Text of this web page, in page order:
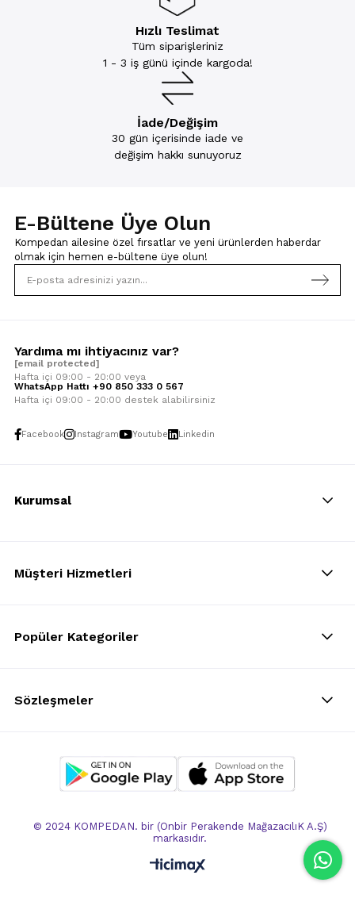
Hızlı Teslimat
Tüm siparişleriniz
1 - 3 iş günü içinde kargoda!
İade/Değişim
30 gün içerisinde iade ve
değişim hakkı sunuyoruz
E-Bültene Üye Olun
Kompedan ailesine özel fırsatlar ve yeni ürünlerden haberdar
olmak için hemen e-bültene üye olun!
Yardıma mı ihtiyacınız var?
[email protected]
Hafta içi 09:00 - 20:00 veya
WhatsApp Hattı +90 850 333 0 567
Hafta içi 09:00 - 20:00 destek alabilirsiniz
Facebook Instagram Youtube Linkedin
Kurumsal
Müşteri Hizmetleri
Popüler Kategoriler
Sözleşmeler
© 2024 KOMPEDAN. bir (Onbir Perakende MağazacılıK A.Ş)
markasıdır.